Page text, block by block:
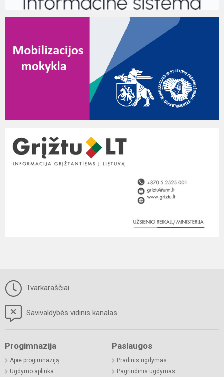
Tvarkaraščiai
Savivaldybės vidinis kanalas
Progimnazija
Apie progimnaziją
Ugdymo aplinka
Paslaugos
Pradinis ugdymas
Pagrindinis ugdymas